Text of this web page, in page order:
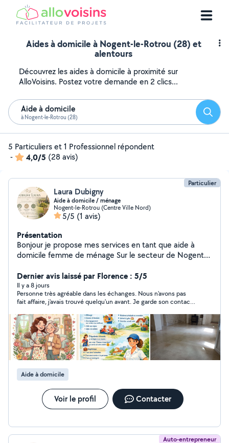
Aides à domicile à Nogent-le-Rotrou (28) et
alentours
Découvrez les aides à domicile à proximité sur
AlloVoisins. Postez votre demande en 2 clics...
Aide à domicile
à Nogent-le-Rotrou (28)
5 Particuliers et 1 Professionnel répondent
-
4,0/5 (28 avis)
Particulier
Laura Dubigny
Aide à domicile / ménage
Nogent-le-Rotrou (Centre Ville Nord)
5/5 (1 avis)
Présentation
Bonjour je propose mes services en tant que aide à
domicile femme de ménage Sur le secteur de Nogent-
Dernier avis laissé par Florence : 5/5
Il y a 8 jours
Personne très agréable dans les échanges. Nous n'avons pas
fait affaire, j'avais trouvé quelqu'un avant. Je garde son contact
Aide à domicile
Voir le profil Contacter
Auto-entrepreneur